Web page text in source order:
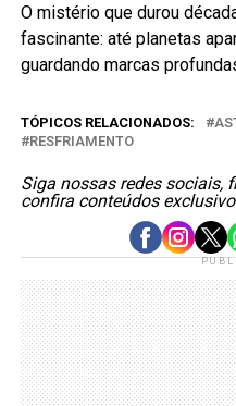
O mistério que durou
fascinante: até planetas
guardando marcas
TÓPICOS RELACIONADOS:
RESFRIAMENTO
Siga nossas redes sociais,
confira conteúdos